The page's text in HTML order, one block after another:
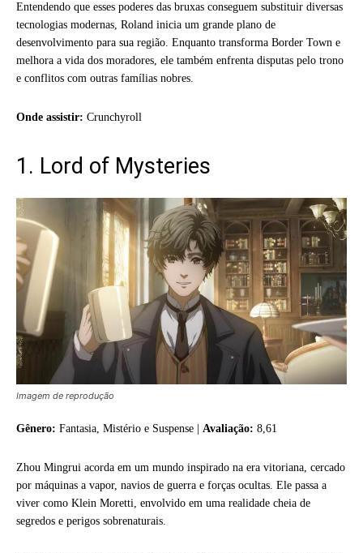
Entendendo que esses poderes das bruxas conseguem substituir diversas
tecnologias modernas, Roland inicia um grande plano de
desenvolvimento para sua região. Enquanto transforma Border Town e
melhora a vida dos moradores, ele também enfrenta disputas pelo trono
e conflitos com outras famílias nobres.
Onde assistir: Crunchyroll
1. Lord of Mysteries
Imagem de reprodução
Gênero: Fantasia, Mistério e Suspense | Avaliação: 8,61
Zhou Mingrui acorda em um mundo inspirado na era vitoriana, cercado
por máquinas a vapor, navios de guerra e forças ocultas. Ele passa a
viver como Klein Moretti, envolvido em uma realidade cheia de
segredos e perigos sobrenaturais.